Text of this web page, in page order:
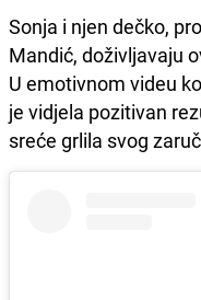
Sonja i njen dečko,
Mandić, doživljavaju
U emotivnom videu
je vidjela pozitivan
sreće grlila svog